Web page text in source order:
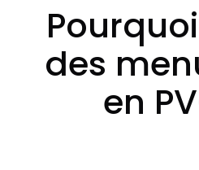
des
en